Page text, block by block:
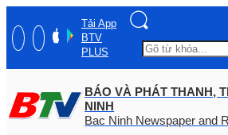
Tải App
BTV
PLUS
BÁO VÀ PHÁT THANH,
NINH
Bac Ninh Newspaper and